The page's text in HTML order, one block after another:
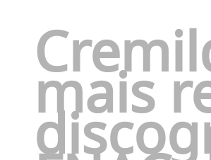
mais